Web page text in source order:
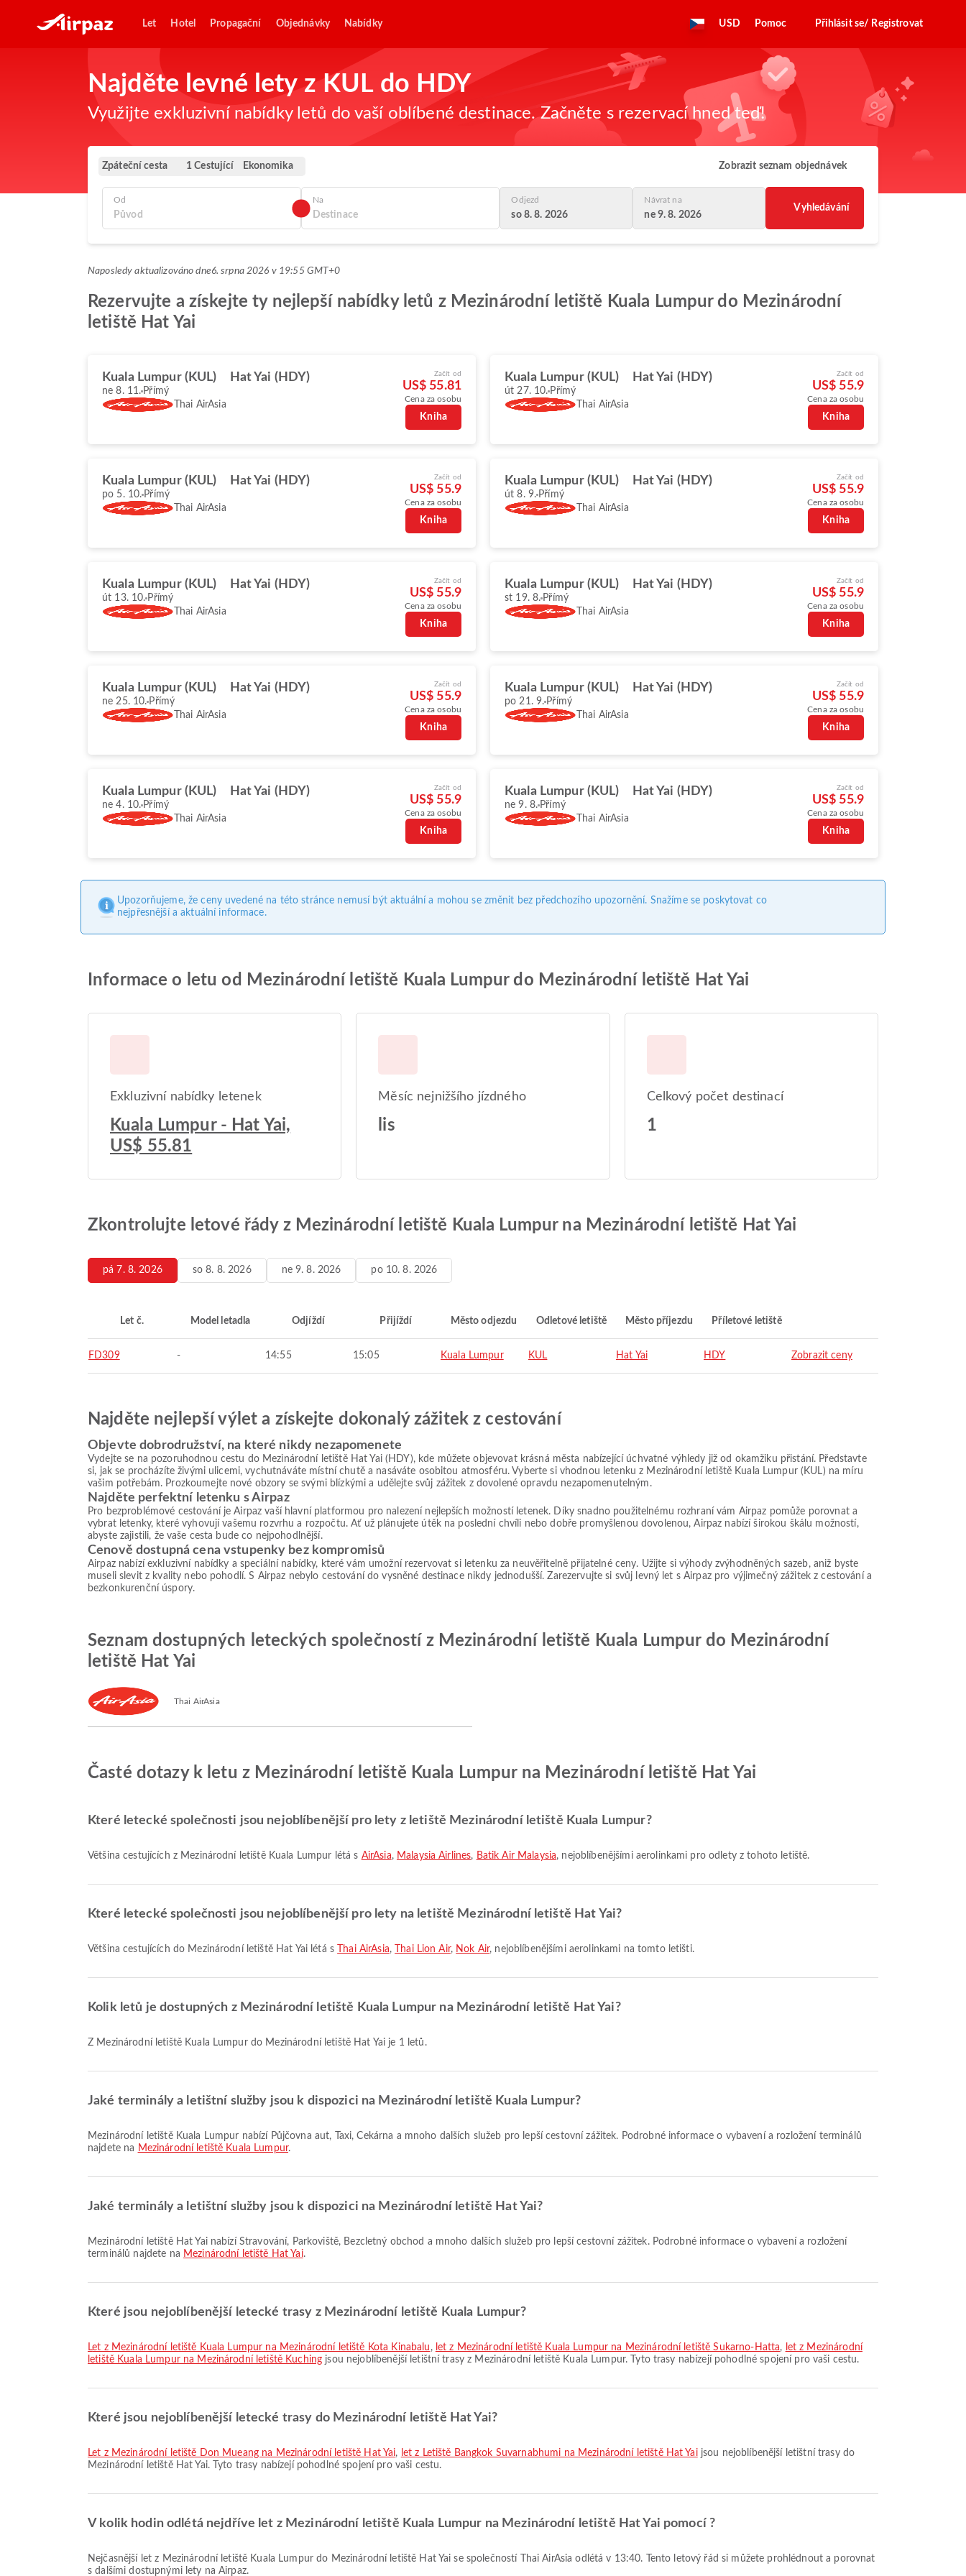
Let Hotel Propagační Objednávky Nabídky USD Pomoc Přihlásit se/ Registrovat
Najděte levné lety z KUL do HDY
Využijte exkluzivní nabídky letů do vaší oblíbené destinace. Začněte s rezervací hned teď!
Zpáteční cesta 1 Cestující Ekonomika Zobrazit seznam objednávek
Od Na Odjezd
so 8. 8. 2026
Návrat na
ne 9. 8. 2026
Vyhledávání
Naposledy aktualizováno dne6. srpna 2026 v 19:55 GMT+0
Rezervujte a získejte ty nejlepší nabídky letů z Mezinárodní letiště Kuala Lumpur do Mezinárodní
letiště Hat Yai
Kuala Lumpur (KUL) Hat Yai (HDY)
ne 8. 11. Přímý
Thai AirAsia
Začít od
US$ 55.81
Cena za osobu
Kniha
Kuala Lumpur (KUL) Hat Yai (HDY)
út 27. 10. Přímý
Thai AirAsia
Začít od
US$ 55.9
Cena za osobu
Kniha
Kuala Lumpur (KUL) Hat Yai (HDY)
po 5. 10. Přímý
Thai AirAsia
Začít od
US$ 55.9
Cena za osobu
Kniha
Kuala Lumpur (KUL) Hat Yai (HDY)
út 8. 9. Přímý
Thai AirAsia
Začít od
US$ 55.9
Cena za osobu
Kniha
Kuala Lumpur (KUL) Hat Yai (HDY)
út 13. 10. Přímý
Thai AirAsia
Začít od
US$ 55.9
Cena za osobu
Kniha
Kuala Lumpur (KUL) Hat Yai (HDY)
st 19. 8. Přímý
Thai AirAsia
Začít od
US$ 55.9
Cena za osobu
Kniha
Kuala Lumpur (KUL) Hat Yai (HDY)
ne 25. 10. Přímý
Thai AirAsia
Začít od
US$ 55.9
Cena za osobu
Kniha
Kuala Lumpur (KUL) Hat Yai (HDY)
po 21. 9. Přímý
Thai AirAsia
Začít od
US$ 55.9
Cena za osobu
Kniha
Kuala Lumpur (KUL) Hat Yai (HDY)
ne 4. 10. Přímý
Thai AirAsia
Začít od
US$ 55.9
Cena za osobu
Kniha
Kuala Lumpur (KUL) Hat Yai (HDY)
ne 9. 8. Přímý
Thai AirAsia
Začít od
US$ 55.9
Cena za osobu
Kniha
Upozorňujeme, že ceny uvedené na této stránce nemusí být aktuální a mohou se změnit bez předchozího upozornění. Snažíme se poskytovat co
nejpřesnější a aktuální informace.
Informace o letu od Mezinárodní letiště Kuala Lumpur do Mezinárodní letiště Hat Yai
Exkluzivní nabídky letenek
Kuala Lumpur - Hat Yai,
US$ 55.81
Měsíc nejnižšího jízdného
lis
Celkový počet destinací
1
Zkontrolujte letové řády z Mezinárodní letiště Kuala Lumpur na Mezinárodní letiště Hat Yai
pá 7. 8. 2026 so 8. 8. 2026 ne 9. 8. 2026 po 10. 8. 2026
Let č. Model letadla Odjíždí Přijíždí Město odjezdu Odletové letiště Město příjezdu Příletové letiště
FD309 - 14:55 15:05 Kuala Lumpur KUL Hat Yai HDY Zobrazit ceny
Najděte nejlepší výlet a získejte dokonalý zážitek z cestování
Objevte dobrodružství, na které nikdy nezapomenete
Vydejte se na pozoruhodnou cestu do Mezinárodní letiště Hat Yai (HDY), kde můžete objevovat krásná města nabízející úchvatné výhledy již od okamžiku přistání. Představte
si, jak se procházíte živými ulicemi, vychutnáváte místní chutě a nasáváte osobitou atmosféru. Vyberte si vhodnou letenku z Mezinárodní letiště Kuala Lumpur (KUL) na míru
vašim potřebám. Prozkoumejte nové obzory se svými blízkými a udělejte svůj zážitek z dovolené opravdu nezapomenutelným.
Najděte perfektní letenku s Airpaz
Pro bezproblémové cestování je Airpaz vaší hlavní platformou pro nalezení nejlepších možností letenek. Díky snadno použitelnému rozhraní vám Airpaz pomůže porovnat a
vybrat letenky, které vyhovují vašemu rozvrhu a rozpočtu. Ať už plánujete útěk na poslední chvíli nebo dobře promyšlenou dovolenou, Airpaz nabízí širokou škálu možností,
abyste zajistili, že vaše cesta bude co nejpohodlnější.
Cenově dostupná cena vstupenky bez kompromisů
Airpaz nabízí exkluzivní nabídky a speciální nabídky, které vám umožní rezervovat si letenku za neuvěřitelně přijatelné ceny. Užijte si výhody zvýhodněných sazeb, aniž byste
museli slevit z kvality nebo pohodlí. S Airpaz nebylo cestování do vysněné destinace nikdy jednodušší. Zarezervujte si svůj levný let s Airpaz pro výjimečný zážitek z cestování a
bezkonkurenční úspory.
Seznam dostupných leteckých společností z Mezinárodní letiště Kuala Lumpur do Mezinárodní
letiště Hat Yai
Thai AirAsia
Časté dotazy k letu z Mezinárodní letiště Kuala Lumpur na Mezinárodní letiště Hat Yai
Které letecké společnosti jsou nejoblíbenější pro lety z letiště Mezinárodní letiště Kuala Lumpur?
Většina cestujících z Mezinárodní letiště Kuala Lumpur létá s AirAsia, Malaysia Airlines, Batik Air Malaysia, nejoblíbenějšími aerolinkami pro odlety z tohoto letiště.
Které letecké společnosti jsou nejoblíbenější pro lety na letiště Mezinárodní letiště Hat Yai?
Většina cestujících do Mezinárodní letiště Hat Yai létá s Thai AirAsia, Thai Lion Air, Nok Air, nejoblíbenějšími aerolinkami na tomto letišti.
Kolik letů je dostupných z Mezinárodní letiště Kuala Lumpur na Mezinárodní letiště Hat Yai?
Z Mezinárodní letiště Kuala Lumpur do Mezinárodní letiště Hat Yai je 1 letů.
Jaké terminály a letištní služby jsou k dispozici na Mezinárodní letiště Kuala Lumpur?
Mezinárodní letiště Kuala Lumpur nabízí Půjčovna aut, Taxi, Čekárna a mnoho dalších služeb pro lepší cestovní zážitek. Podrobné informace o vybavení a rozložení terminálů
najdete na Mezinárodní letiště Kuala Lumpur.
Jaké terminály a letištní služby jsou k dispozici na Mezinárodní letiště Hat Yai?
Mezinárodní letiště Hat Yai nabízí Stravování, Parkoviště, Bezcletný obchod a mnoho dalších služeb pro lepší cestovní zážitek. Podrobné informace o vybavení a rozložení
terminálů najdete na Mezinárodní letiště Hat Yai.
Které jsou nejoblíbenější letecké trasy z Mezinárodní letiště Kuala Lumpur?
let z Mezinárodní letiště Kuala Lumpur na Mezinárodní letiště Kota Kinabalu , let z Mezinárodní letiště Kuala Lumpur na Mezinárodní letiště Sukarno-Hatta, let z Mezinárodní
letiště Kuala Lumpur na Mezinárodní letiště Kuching jsou nejoblíbenější letištní trasy z Mezinárodní letiště Kuala Lumpur. Tyto trasy nabízejí pohodlné spojení pro vaši cestu.
Které jsou nejoblíbenější letecké trasy do Mezinárodní letiště Hat Yai?
let z Mezinárodní letiště Don Mueang na Mezinárodní letiště Hat Yai, let z Letiště Bangkok Suvarnabhumi na Mezinárodní letiště Hat Yaijsou nejoblíbenější letištní trasy do
Mezinárodní letiště Hat Yai. Tyto trasy nabízejí pohodlné spojení pro vaši cestu.
V kolik hodin odlétá nejdříve let z Mezinárodní letiště Kuala Lumpur na Mezinárodní letiště Hat Yai pomocí ?
Nejčasnější let z Mezinárodní letiště Kuala Lumpur do Mezinárodní letiště Hat Yai se společností Thai AirAsia odlétá v 13:40. Tento letový řád si můžete prohlédnout a porovnat
s dalšími dostupnými lety na Airpaz.